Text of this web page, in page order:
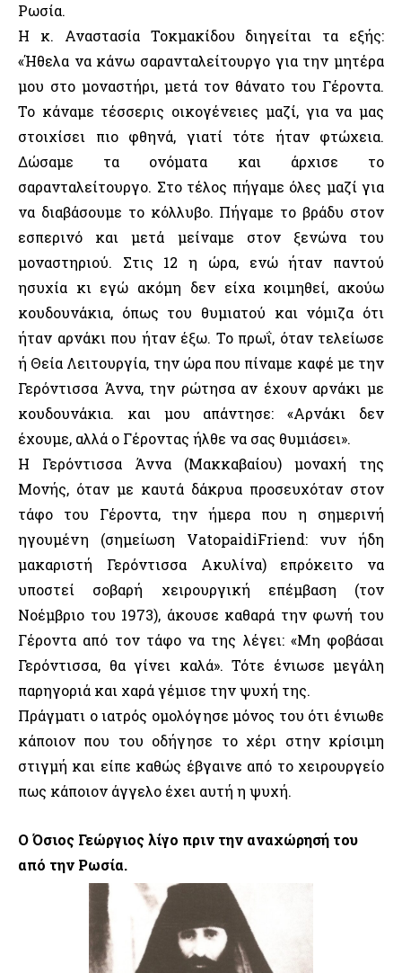
Ρωσία.
Η κ. Αναστασία Τοκμακίδου διηγείται τα εξής:
«Ήθελα να κάνω σαρανταλείτουργο για την μητέρα
μου στο μοναστήρι, μετά τον θάνατο του Γέροντα.
Το κάναμε τέσσερις οικογένειες μαζί, για να μας
στοιχίσει πιο φθηνά, γιατί τότε ήταν φτώχεια.
Δώσαμε τα ονόματα και άρχισε το
σαρανταλείτουργο. Στο τέλος πήγαμε όλες μαζί για
να διαβάσουμε το κόλλυβο. Πήγαμε το βράδυ στον
εσπερινό και μετά μείναμε στον ξενώνα του
μοναστηριού. Στις 12 η ώρα, ενώ ήταν παντού
ησυχία κι εγώ ακόμη δεν είχα κοιμηθεί, ακούω
κουδουνάκια, όπως του θυμιατού και νόμιζα ότι
ήταν αρνάκι που ήταν έξω. Το πρωΐ, όταν τελείωσε
ή Θεία Λειτουργία, την ώρα που πίναμε καφέ με την
Γερόντισσα Άννα, την ρώτησα αν έχουν αρνάκι με
κουδουνάκια. και μου απάντησε: «Αρνάκι δεν
έχουμε, αλλά ο Γέροντας ήλθε να σας θυμιάσει».
Η Γερόντισσα Άννα (Μακκαβαίου) μοναχή της
Μονής, όταν με καυτά δάκρυα προσευχόταν στον
τάφο του Γέροντα, την ήμερα που η σημερινή
ηγουμένη (σημείωση VatopaidiFriend: νυν ήδη
μακαριστή Γερόντισσα Ακυλίνα) επρόκειτο να
υποστεί σοβαρή χειρουργική επέμβαση (τον
Νοέμβριο του 1973), άκουσε καθαρά την φωνή του
Γέροντα από τον τάφο να της λέγει: «Μη φοβάσαι
Γερόντισσα, θα γίνει καλά». Τότε ένιωσε μεγάλη
παρηγοριά και χαρά γέμισε την ψυχή της.
Πράγματι ο ιατρός ομολόγησε μόνος του ότι ένιωθε
κάποιον που του οδήγησε το χέρι στην κρίσιμη
στιγμή και είπε καθώς έβγαινε από το χειρουργείο
πως κάποιον άγγελο έχει αυτή η ψυχή.
ΟΌσιος Γεώργιος λίγο πριν την αναχώρησή του
από την Ρωσία.